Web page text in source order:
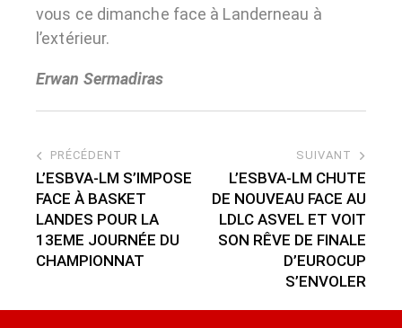
vous ce dimanche face à Landerneau à
l’extérieur.
Erwan Sermadiras
PRÉCÉDENT
L’ESBVA-LM S’IMPOSE
FACE À BASKET
LANDES POUR LA
13EME JOURNÉE DU
CHAMPIONNAT
SUIVANT
L’ESBVA-LM CHUTE
DE NOUVEAU FACE AU
LDLC ASVEL ET VOIT
SON RÊVE DE FINALE
D’EUROCUP
S’ENVOLER